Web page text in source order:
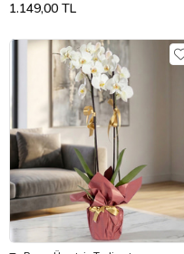
1.149,00 TL